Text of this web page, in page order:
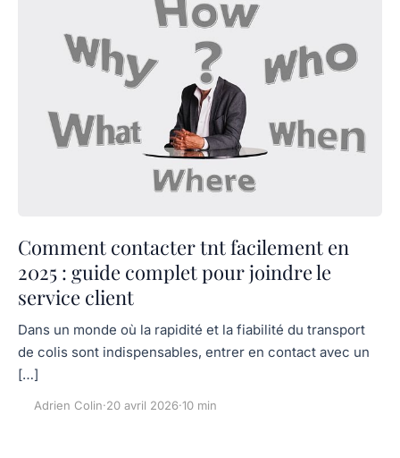
Comment contacter tnt facilement en
2025 : guide complet pour joindre le
service client
Dans un monde où la rapidité et la fiabilité du transport
de colis sont indispensables, entrer en contact avec un
[…]
Adrien Colin·20 avril 2026·10 min